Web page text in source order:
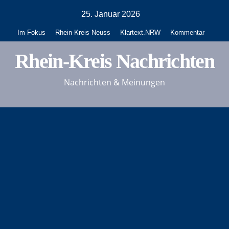
springen
25. Januar 2026
Im Fokus Rhein-Kreis Neuss Klartext.NRW Kommentar
Rhein-Kreis Nachrichten
Nachrichten & Meinungen